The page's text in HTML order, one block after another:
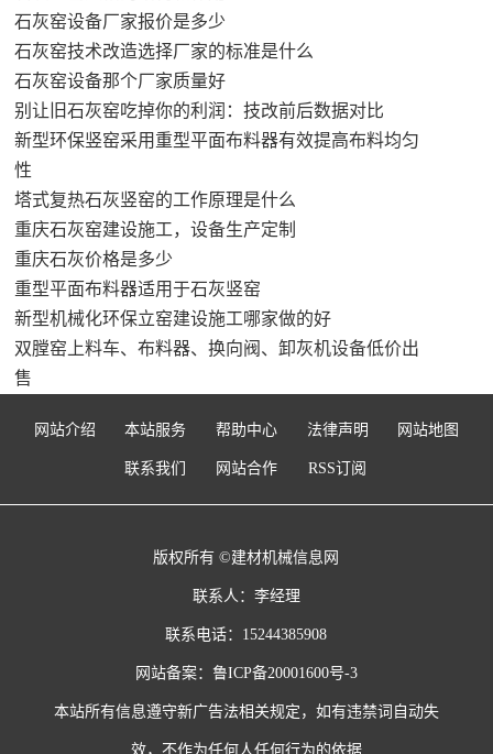
石灰窑设备厂家报价是多少
石灰窑技术改造选择厂家的标准是什么
石灰窑设备那个厂家质量好
别让旧石灰窑吃掉你的利润：技改前后数据对比
新型环保竖窑采用重型平面布料器有效提高布料均匀
性
塔式复热石灰竖窑的工作原理是什么
重庆石灰窑建设施工，设备生产定制
重庆石灰价格是多少
重型平面布料器适用于石灰竖窑
新型机械化环保立窑建设施工哪家做的好
双膛窑上料车、布料器、换向阀、卸灰机设备低价出
售
网站介绍 本站服务 帮助中心 法律声明 网站地图
联系我们 网站合作 RSS订阅
版权所有 ©建材机械信息网
联系人：李经理
联系电话：15244385908
网站备案： 鲁ICP备20001600号-3
本站所有信息遵守新广告法相关规定，如有违禁词自动失
效，不作为任何人任何行为的依据